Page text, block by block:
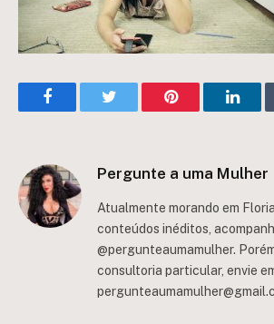
FacebookTwitter Pinterest
Pergunte a uma Mulher
Atualmente morando em
conteúdos inéditos,
@pergunteaumamulher.
consultoria particular, envie